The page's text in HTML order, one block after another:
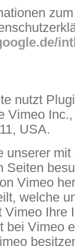
nutzt
Vimeo
USA.
unserer
Seiten
Vimeo
welche
Vimeo Ihre
bei Vimeo